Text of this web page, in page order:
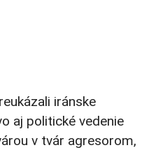
iránske
aj politické vedenie
v tvár agresorom,